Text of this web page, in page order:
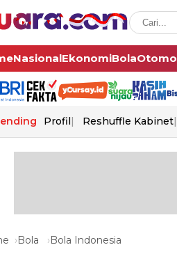
NasionalEkonomiBola
Profil Reshuffle Kabinet
Bola Bola Indonesia